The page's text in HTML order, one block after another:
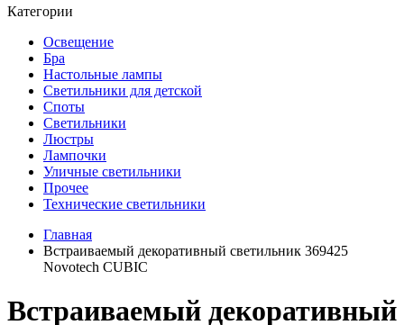
Категории
Освещение
Бра
Настольные лампы
Светильники для детской
Споты
Светильники
Люстры
Лампочки
Уличные светильники
Прочее
Технические светильники
Главная
Встраиваемый декоративный светильник 369425
Novotech CUBIC
Встраиваемый декоративный